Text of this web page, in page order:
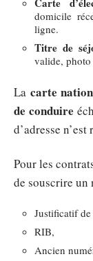
domicile
ligne.
Titre de
valide, photo
La carte
de conduire
d’adresse
Pour les
de souscrire un
Justificatif
RIB,
Ancien